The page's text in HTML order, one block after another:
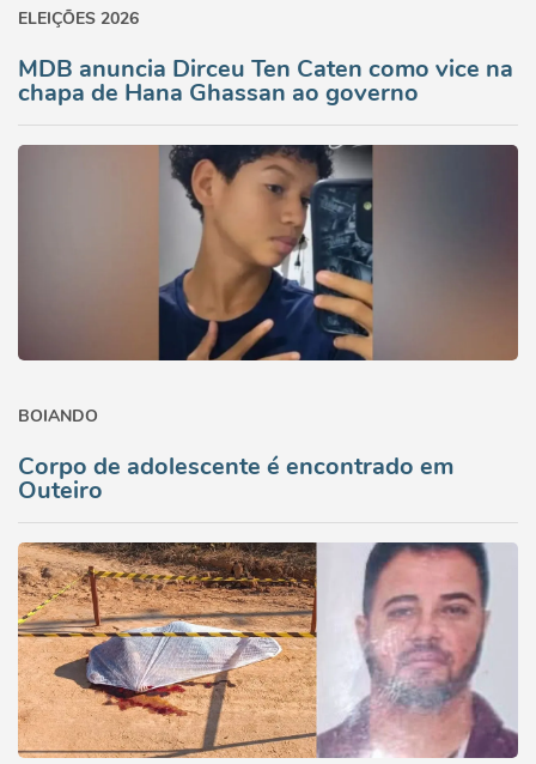
ELEIÇÕES 2026
MDB anuncia Dirceu Ten Caten como vice na
chapa de Hana Ghassan ao governo
BOIANDO
Corpo de adolescente é encontrado em
Outeiro